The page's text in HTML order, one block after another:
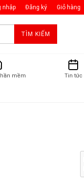
nhập Đăng ký Giỏ hàng
TÌM KIẾM
mềm Tin tức